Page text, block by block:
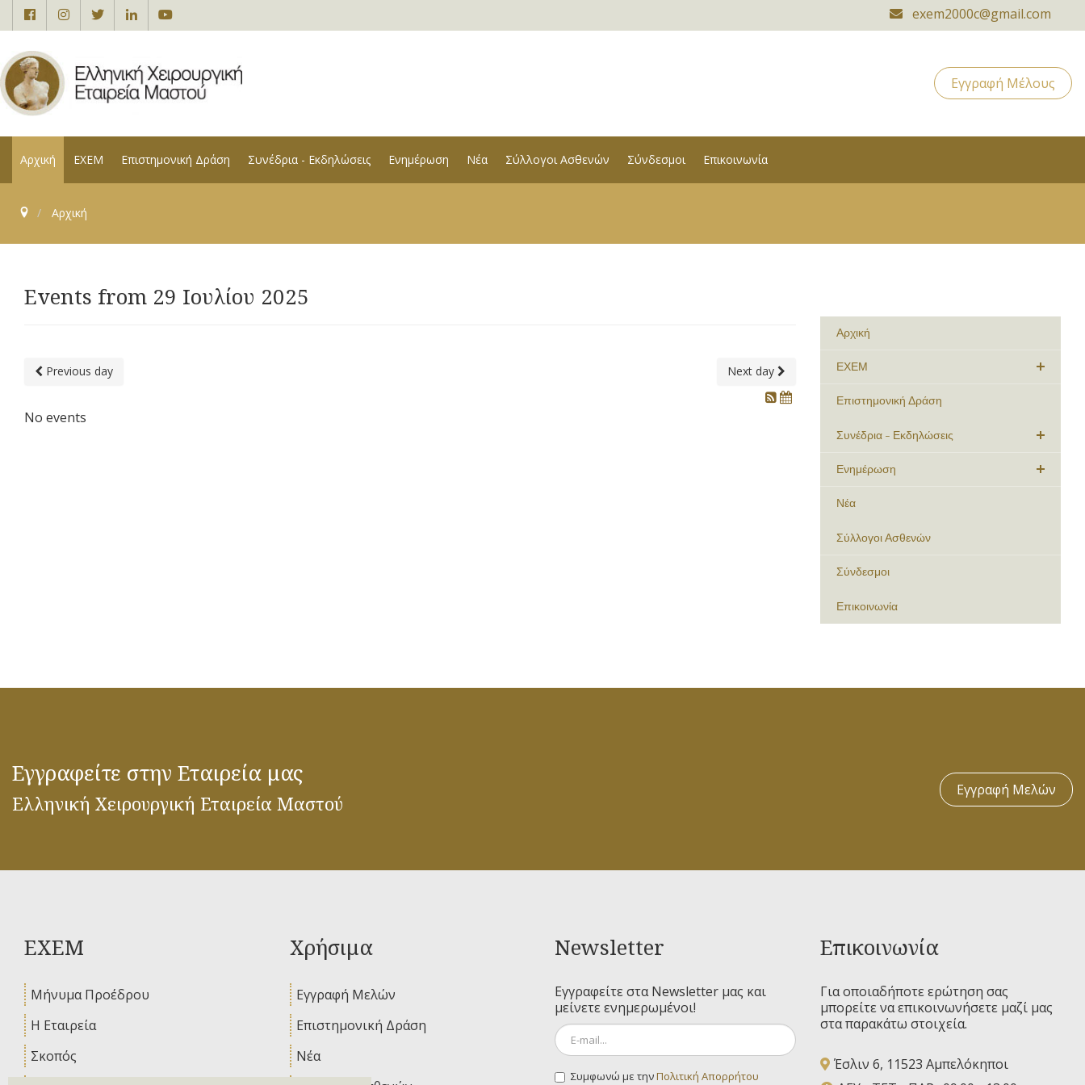
exem2000c@gmail.com
Εγγραφή Μέλους
Αρχική ΕΧΕΜ Επιστημονική Δράση Συνέδρια - Εκδηλώσεις Ενημέρωση Νέα Σύλλογοι Ασθενών Σύνδεσμοι Επικοινωνία
Αρχική
Events from 29 Ιουλίου 2025
Previous day Next day
No events
Αρχική
ΕΧΕΜ
Επιστημονική Δράση
Συνέδρια - Εκδηλώσεις
Ενημέρωση
Νέα
Σύλλογοι Ασθενών
Σύνδεσμοι
Επικοινωνία
Εγγραφείτε στην Εταιρεία μας
Ελληνική Χειρουργική Εταιρεία Μαστού
Εγγραφή Μελών
ΕΧΕΜ
Μήνυμα Προέδρου
Η Εταιρεία
Σκοπός
Χρήσιμα
Εγγραφή Μελών
Επιστημονική Δράση
Νέα
Newsletter
Εγγραφείτε στα Newsletter μας και
μείνετε ενημερωμένοι!
Συμφωνώ με τηνΠολιτική Απορρήτου
Επικοινωνία
Για οποιαδήποτε ερώτηση σας
μπορείτε να επικοινωνήσετε μαζί μας
στα παρακάτω στοιχεία.
Έσλιν 6, 11523 Αμπελόκηποι